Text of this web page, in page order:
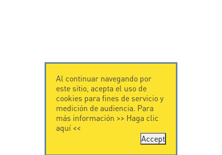
Al continuar navegando por
este sitio, acepta el uso de
cookies para fines de servicio y
medición de audiencia. Para
más información >> Haga clic
aquí<<
Accept